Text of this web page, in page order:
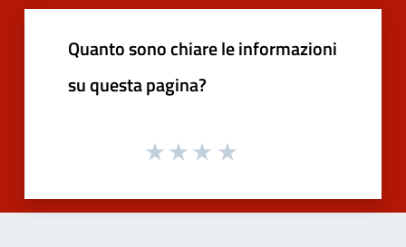
Quanto sono chiare le informazioni
su questa pagina?